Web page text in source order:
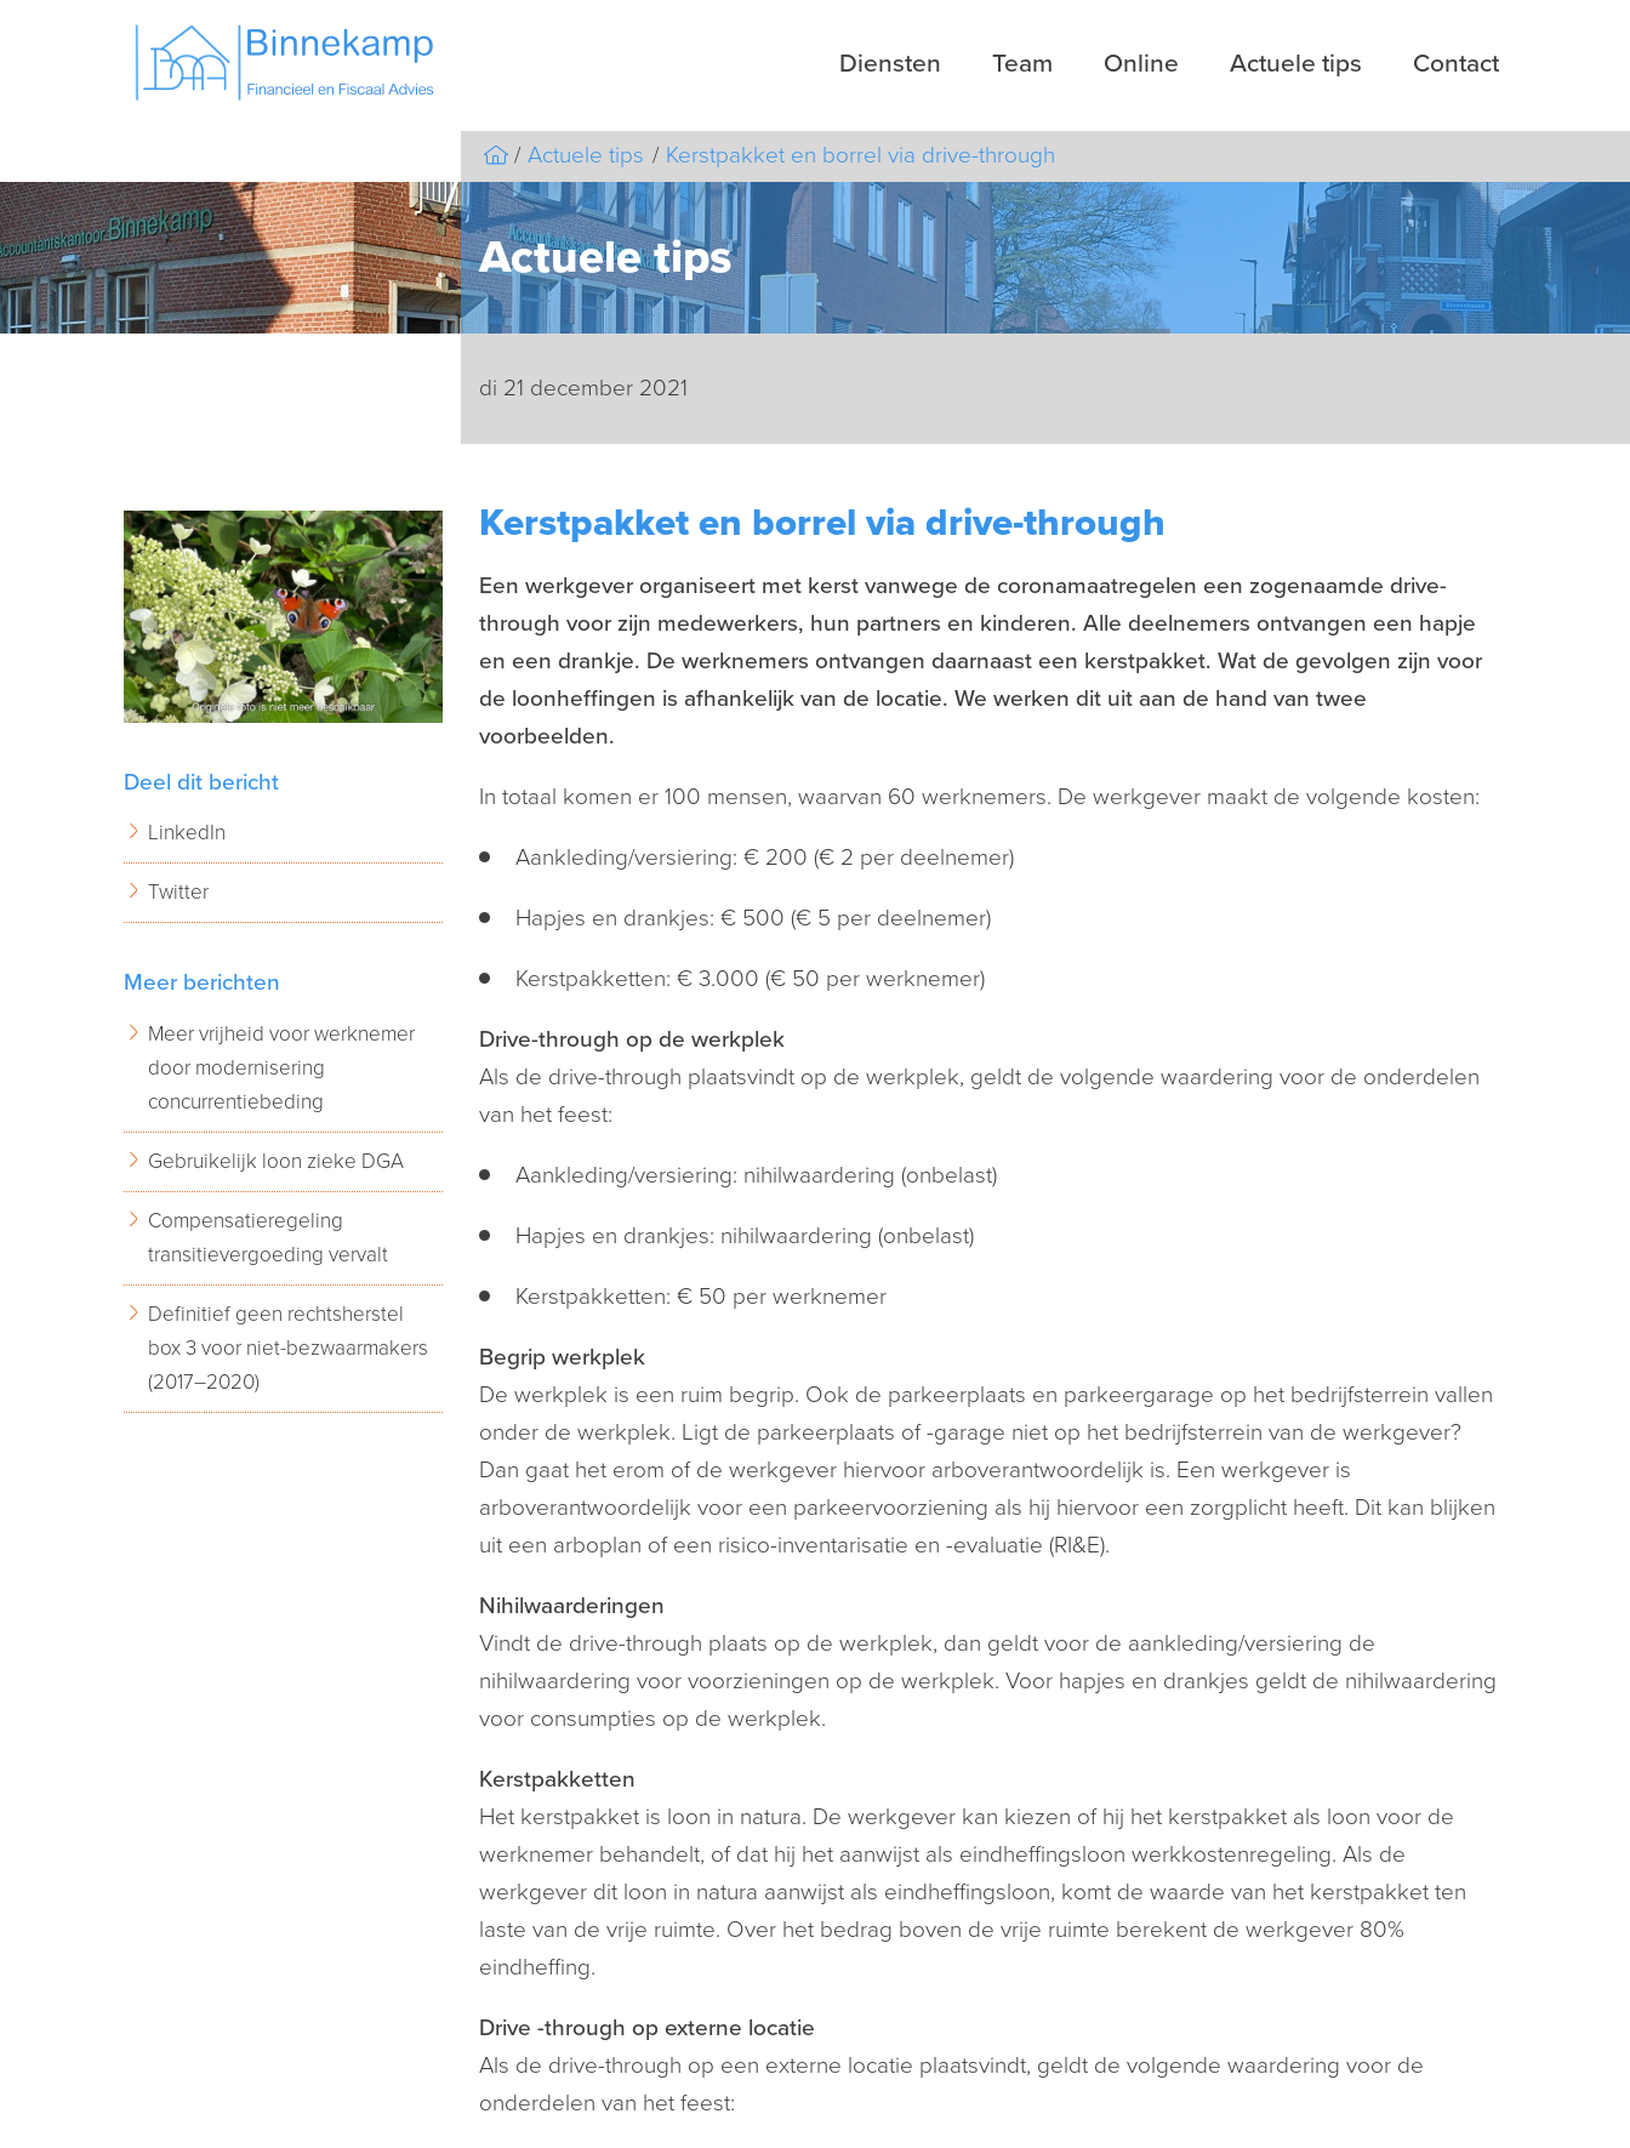
Diensten Team Online Actuele tips Contact
Actuele tips Kerstpakket en borrel via drive-through
Actuele tips
di 21 december 2021
Kerstpakket en borrel via drive-through
Een werkgever organiseert met kerst vanwege de coronamaatregelen een zogenaamde drive-
through voor zijn medewerkers, hun partners en kinderen. Alle deelnemers ontvangen een hapje
en een drankje. De werknemers ontvangen daarnaast een kerstpakket. Wat de gevolgen zijn voor
de loonheffingen is afhankelijk van de locatie. We werken dit uit aan de hand van twee
voorbeelden.
In totaal komen er 100 mensen, waarvan 60 werknemers. De werkgever maakt de volgende kosten:
Aankleding/versiering: € 200 (€ 2 per deelnemer)
Hapjes en drankjes: € 500 (€ 5 per deelnemer)
Kerstpakketten: € 3.000 (€ 50 per werknemer)
Drive-through op de werkplek
Als de drive-through plaatsvindt op de werkplek, geldt de volgende waardering voor de onderdelen
van het feest:
Aankleding/versiering: nihilwaardering (onbelast)
Hapjes en drankjes: nihilwaardering (onbelast)
Kerstpakketten: € 50 per werknemer
Begrip werkplek
De werkplek is een ruim begrip. Ook de parkeerplaats en parkeergarage op het bedrijfsterrein vallen
onder de werkplek. Ligt de parkeerplaats of -garage niet op het bedrijfsterrein van de werkgever?
Dan gaat het erom of de werkgever hiervoor arboverantwoordelijk is. Een werkgever is
arboverantwoordelijk voor een parkeervoorziening als hij hiervoor een zorgplicht heeft. Dit kan blijken
uit een arboplan of een risico-inventarisatie en -evaluatie (RI&E).
Nihilwaarderingen
Vindt de drive-through plaats op de werkplek, dan geldt voor de aankleding/versiering de
nihilwaardering voor voorzieningen op de werkplek. Voor hapjes en drankjes geldt de nihilwaardering
voor consumpties op de werkplek.
Kerstpakketten
Het kerstpakket is loon in natura. De werkgever kan kiezen of hij het kerstpakket als loon voor de
werknemer behandelt, of dat hij het aanwijst als eindheffingsloon werkkostenregeling. Als de
werkgever dit loon in natura aanwijst als eindheffingsloon, komt de waarde van het kerstpakket ten
laste van de vrije ruimte. Over het bedrag boven de vrije ruimte berekent de werkgever 80%
eindheffing.
Drive -through op externe locatie
Als de drive-through op een externe locatie plaatsvindt, geldt de volgende waardering voor de
onderdelen van het feest:
Deel dit bericht
LinkedIn
Twitter
Meer berichten
Meer vrijheid voor werknemer
door modernisering
concurrentiebeding
Gebruikelijk loon zieke DGA
Compensatieregeling
transitievergoeding vervalt
Definitief geen rechtsherstel
box 3 voor niet-bezwaarmakers
(2017–2020)